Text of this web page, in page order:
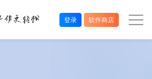
登录 软件商店